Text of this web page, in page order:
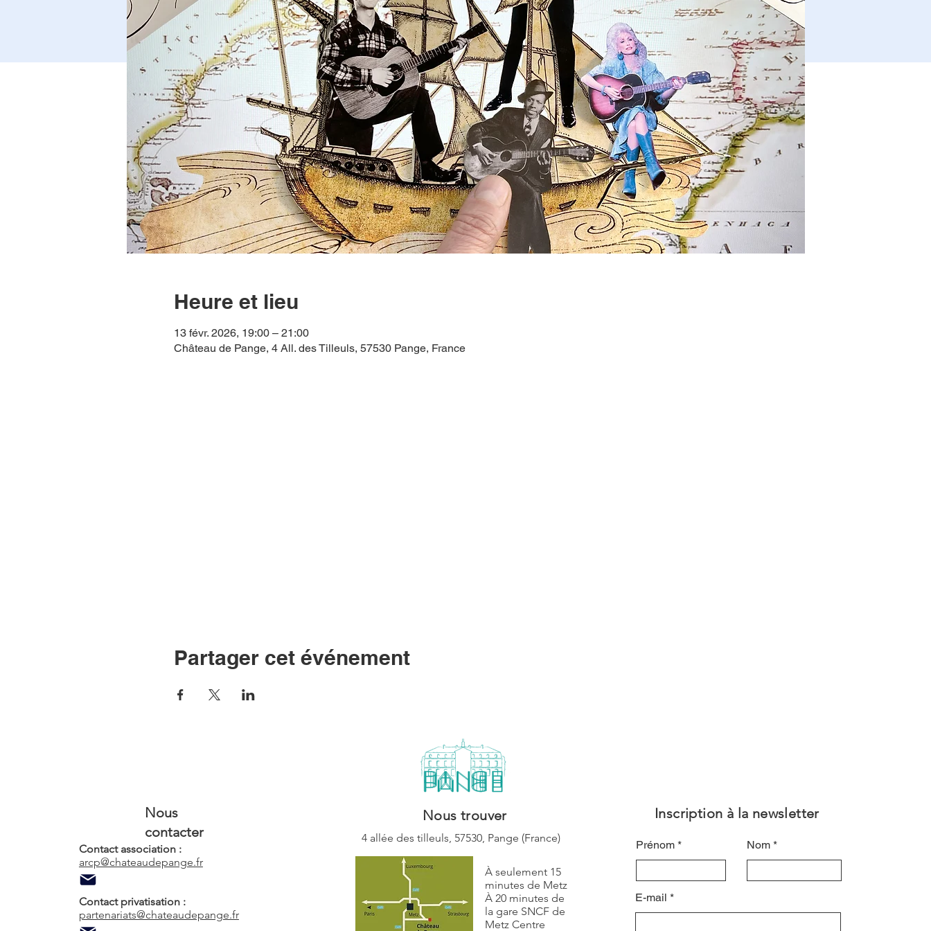
Heure et lieu
13 févr. 2026, 19:00 – 21:00
Château de Pange, 4 All. des Tilleuls, 57530 Pange, France
Partager cet événement
Nous
contacter
Contact association :
arcp@chateaudepange.fr
Contact privatisation :
partenariats@chateaudepange.fr
Nous trouver
4 allée des tilleuls, 57530, Pange (France)
À seulement 15
minutes de Metz
À 20 minutes de
la gare SNCF de
Metz Centre
Inscription à la newsletter
Prénom Nom
E-mail